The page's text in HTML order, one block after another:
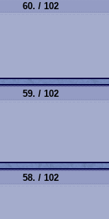
60. / 102
59. / 102
58. / 102